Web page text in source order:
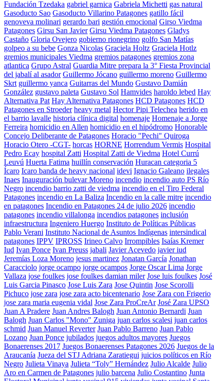
Fundación Tzedaka gabriel garnica Gabriela Michetti gas natural
Gasoducto Sao Gasoducto Villarino Patagones gatillo fácil
genoveva molinari gerardo bari gestión emocional Girso Viedma
Patagones Girsu San Javier Girsu Viedma Patagones Gladys
Castaño Gloria Ovejero gobierno rionegrino golfo San Matías
golpeo a su bebe Gonza Nicolas Graciela Holtz Graciela Hotlz
gremios municipales Viedma gremios patagones gremios zona
atlantica Grupo Astral Guardia Mitre prepara la 3° Fiesta Provincial
del jabalí al asador Guillermo Jócano guillermo moreno Guillermo
Skrt guillermo yanca Guitarras del Mundo Gustavo Damián
González gustavo paleta Gustavo Sol Hamvides haroldo lebed Hay
Alternativa Pat Hay Alternativa Patagones HCD Patagones HCD
Patagones en Stroeder heavy metal Hector Pipi Telechea herido en
el barrio lavalle historia clínica digital homenaje Homenaje a Jorge
Ferreira homicidio en Allen homicidio en el hipódromo Honorable
Concejo Deliberante de Patagones Horacio "Pechi" Quiroga
Horacio Otero -CGT- horcas HORNE Horrendum Vermis Hospital
Pedro Ecay hospital Zatti Hospital Zatti de Viedma Hotel Currú
Leuvú Huerta Fatima huillín conservación Huracan categoria 5
Ícaro Icaro banda de heavy nacional idevi Ignacio Galeano ilegales
Inaes Inauguración bulevar Moreno incendio incendio auto PS Río
Negro incendio barrio zatti de viedma incendio en el Tiro Federal
Patagones incendio en La Baliza Incendio en la calle mitre incendio
en patagones Incendio en Patagones 24 de julio 2026 incendio
patagones incendio villalonga incendios patagones inclusión
infraestructura Ingeniero Huergo Instituto de Políticas Públicas
Pablo Verani Instituto Nacional de Asuntos Indígenas intersindical
patagones IPPV IPROSS Irineo Calvo Irrompibles Isaías Kremer
Iud Ivan Ponce Ivan Preuss jabali Javier Acevedo javier iud
Jeremías Loza Moreno jesus martinez Jonatan García Jonathan
Caracciolo jorge ocampo jorge ocampos Jorge Oscar Lima Jorge
Vallaza jose foulkes jose foulkes damian miler Jose luis foulkes José
Luis Garcia Pinasco Jose Luis Zara Jose Quintin Jose Scorolli
Pichuco jose zara jose zara acto bicentenario Jose Zara con Frigerio
jose zara maria eugenia vidal Jose Zara ProCreAr José Zara UPSO
Juan A Pradere Juan Andres Balogh Juan Antonio Bernardi Juan
Balogh Juan Carlos "Mono" Zuniga juan carlos scalesi juan carlos
schmid Juan Manuel Reverter Juan Pablo Barreno Juan Pablo
Lozano Juan Ponce jubilados juegos adultos mayores Juegos
Bonaerenses 2017 Juegos Bonaerenses Patagones 2026 Juegos de la
Araucanía Jueza del STJ Adriana Zaratiegui juicios políticos en Río
Negro Julieta Vinaya Julieta “Toly” Hernández Julio Alcalde Julio
Aro en Carmen de Patagones julio barcena Julio Costantino Junta